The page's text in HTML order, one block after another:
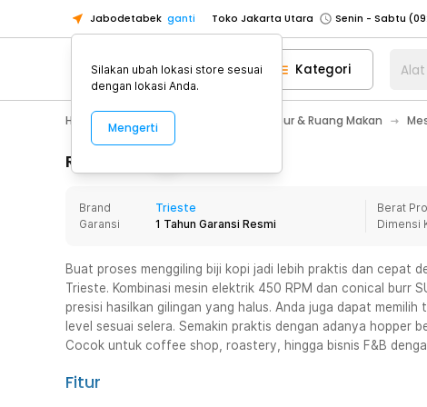
Jabodetabek ganti Toko Jakarta Utara
Toko Tangerang
Toko Cikupa
Pick n Go Jakarta Barat
Senin -
Pick n Go Bekasi
Senin - Jumat
Senin - Jumat
Senin - Sabtu
Senin - Sabtu
Toko Tangerang
Toko Cikupa
Pick n Go Jakarta Barat
Senin -
Pick n Go Bekasi
Senin - Jumat
Kategori
Home Appliance Perlengkapan Dapur & Ruang Makan
Rincian Produk
Brand
Trieste
Garansi
1 Tahun Garansi Resmi
Berat
Dimensi
Buat proses menggiling biji kopi jadi lebih praktis dan cepat
Trieste. Kombinasi mesin elektrik 450 RPM dan conical burr
presisi hasilkan gilingan yang halus. Anda juga dapat
level sesuai selera. Semakin praktis dengan adanya hopper
Cocok untuk coffee shop, roastery, hingga bisnis F&B
Fitur
Silakan ubah lokasi store sesuai
dengan lokasi Anda.
Mengerti